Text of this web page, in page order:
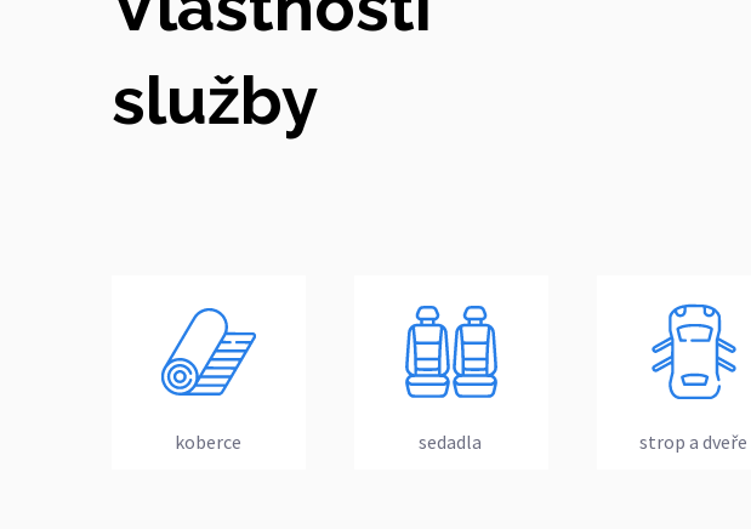
služby
koberce sedadla strop a dveře